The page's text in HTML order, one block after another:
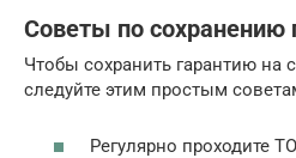
Советы по сохранению
Чтобы сохранить гарантию на
следуйте этим простым
Регулярно проходите